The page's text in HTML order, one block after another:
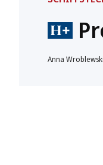
Anna Wroblewski